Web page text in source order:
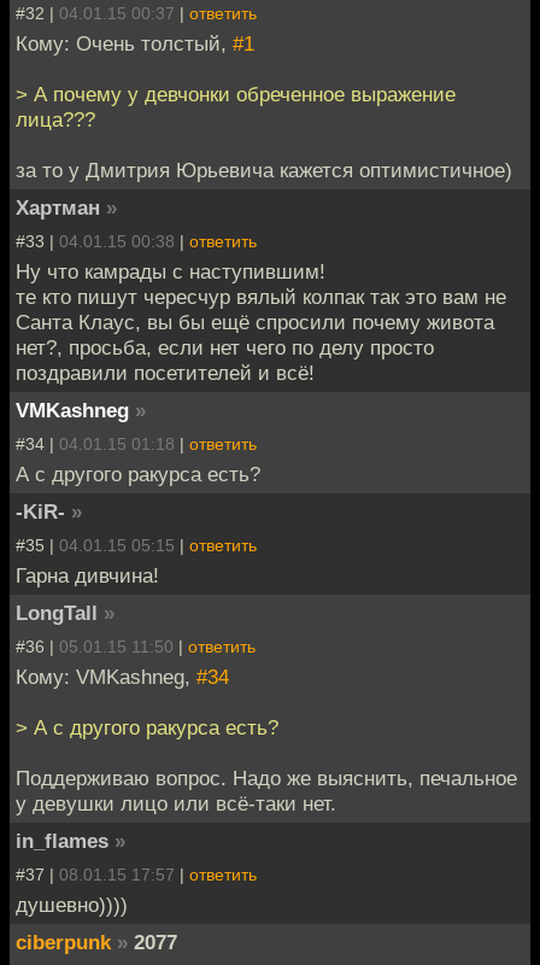
#32 | 04.01.15 00:37 | ответить
Кому: Очень толстый, #1
> А почему у девчонки обреченное выражение
лица???
за то у Дмитрия Юрьевича кажется оптимистичное)
Хартман »
#33 | 04.01.15 00:38 | ответить
Ну что камрады с наступившим!
те кто пишут чересчур вялый колпак так это вам не
Санта Клаус, вы бы ещё спросили почему живота
нет?, просьба, если нет чего по делу просто
поздравили посетителей и всё!
VMKashneg »
#34 | 04.01.15 01:18 | ответить
А с другого ракурса есть?
-KiR- »
#35 | 04.01.15 05:15 | ответить
Гарна дивчина!
LongTall »
#36 | 05.01.15 11:50 | ответить
Кому: VMKashneg, #34
> А с другого ракурса есть?
Поддерживаю вопрос. Надо же выяснить, печальное
у девушки лицо или всё-таки нет.
in_flames »
#37 | 08.01.15 17:57 | ответить
душевно))))
ciberpunk » 2077